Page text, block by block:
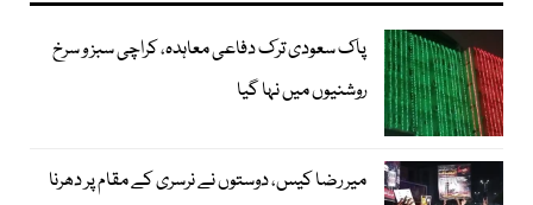
پاک سعودی ترک دفاعی معاہدہ، کراچی سبز و سرخ
روشنیوں میں نہا گیا
میر رضا کیس، دوستوں نے نرسری کے مقام پر دھرنا